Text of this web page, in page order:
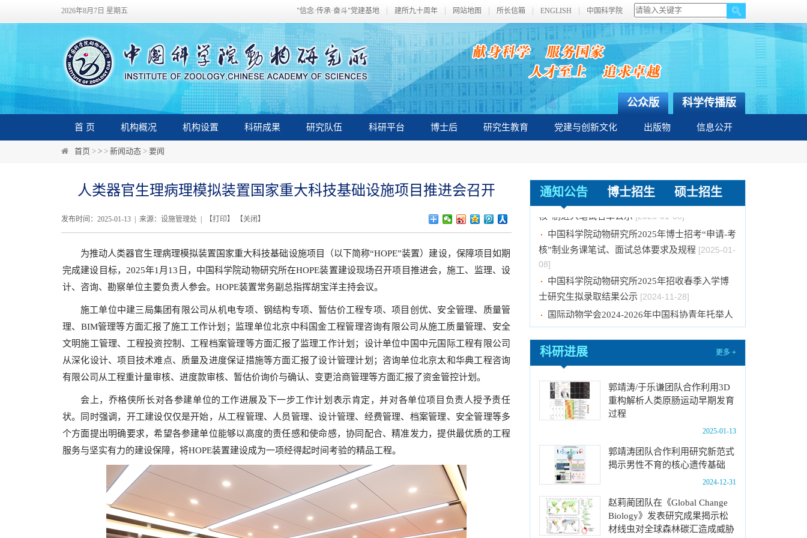
2026年8月7日 星期五 "信念·传承·奋斗"党建基地 建所九十周年 网站地图 所长信箱 ENGLISH 中国科学院
科学传播版
公众版
首 页 机构概况 机构设置 科研成果 研究队伍 科研平台 博士后 研究生教育 党建与创新文化 出版物 信息公开
首页 > > > 新闻动态 > 要闻
人类器官生理病理模拟装置国家重大科技基础设施项目推进会召开
发布时间：2025-01-13 | 来源：设施管理处 | 【打印】 【关闭 】
为推动人类器官生理病理模拟装置国家重大科技基础设施项目（以下简称“HOPE”装置）建设，保障项目如期
完成建设目标，2025年1月13日，中国科学院动物研究所在HOPE装置建设现场召开项目推进会，施工、监理、设
计、咨询、勘察单位主要负责人参会。HOPE装置常务副总指挥胡宝洋主持会议。
施工单位中建三局集团有限公司从机电专项、钢结构专项、暂估价工程专项、项目创优、安全管理、质量管
理、BIM管理等方面汇报了施工工作计划；监理单位北京中科国金工程管理咨询有限公司从施工质量管理、安全
文明施工管理、工程投资控制、工程档案管理等方面汇报了监理工作计划；设计单位中国中元国际工程有限公司
从深化设计、项目技术难点、质量及进度保证措施等方面汇报了设计管理计划；咨询单位北京太和华典工程咨询
有限公司从工程重计量审核、进度款审核、暂估价询价与确认、变更洽商管理等方面汇报了资金管控计划。
会上，乔格侠所长对各参建单位的工作进展及下一步工作计划表示肯定，并对各单位项目负责人授予责任
状。同时强调，开工建设仅仅是开始，从工程管理、人员管理、设计管理、经费管理、档案管理、安全管理等多
个方面提出明确要求，希望各参建单位能够以高度的责任感和使命感，协同配合、精准发力，提供最优质的工程
服务与坚实有力的建设保障，将HOPE装置建设成为一项经得起时间考验的精品工程。
通知公告 博士招生 硕士招生
中国科学院动物研究所2025年博士招考“申请-考
核”制进入笔试名单公示[2025-01-08]
核”制业务课笔试、面试总体要求及规程 [2025-01-
08]
士研究生拟录取结果公示
[2024-11-28]
国际动物学会关于申报第十届（2024-2026年
度）中国科协青年托举人才工程项目的通知
[2024-
11-08]
中国科学院动物研究所2025年招收攻读博士学
位研究生简章
[2024-10-21]
中国科学院动物研究所2025年招收攻读硕士学
中国科学院动物研究所2025年推免生放弃拟录
取资格公示[2024-10-15]
中国科学院动物研究所2025年博士招考“申请-考
核”制进入笔试名单公示[2025-01-08]
中国科学院动物研究所2025年博士招考“申请-考
科研进展 更多 +
郭靖涛/于乐谦团队合作利用3D
重构解析人类原肠运动早期发育
过程
2025-01-13
郭靖涛团队合作利用研究新范式
揭示男性不育的核心遗传基础
2024-12-31
赵莉蔺团队在《Global Change
Biology》发表研究成果揭示松
材线虫对全球森林碳汇造成威胁